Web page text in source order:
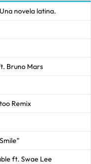
novela latina.
Bruno Mars
Remix
ft. Swae Lee